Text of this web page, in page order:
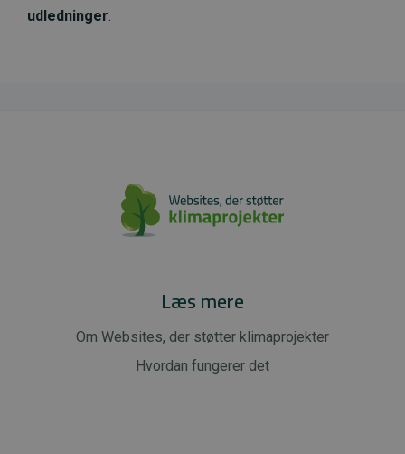
udledninger.
Læs mere
Om Websites, der støtter klimaprojekter
Hvordan fungerer det